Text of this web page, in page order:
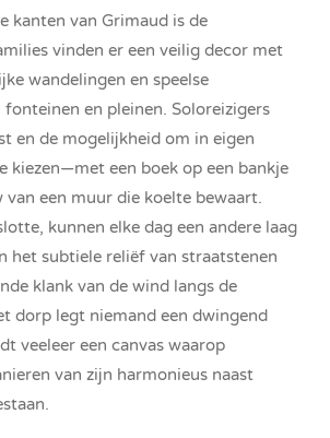
kanten van Grimaud is de
vinden er een veilig decor met
wandelingen en speelse
en pleinen. Soloreizigers
en de mogelijkheid om in eigen
kiezen—met een boek op een bankje
van een muur die koelte bewaart.
kunnen elke dag een andere laag
het subtiele reliëf van straatstenen
klank van de wind langs de
dorp legt niemand een dwingend
veeleer een canvas waarop
van zijn harmonieus naast